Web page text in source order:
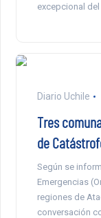
excepcional del
Diario Uchile
Tres
de
Según se
Emergencias
regiones de
conversación